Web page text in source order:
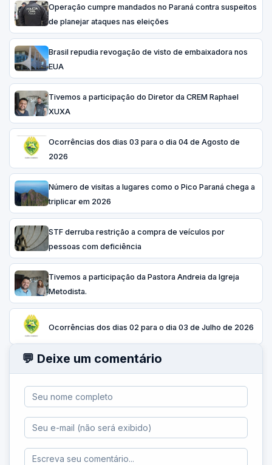
Operação cumpre mandados no Paraná contra suspeitos
de planejar ataques nas eleições
Brasil repudia revogação de visto de embaixadora nos
EUA
Tivemos a participação do Diretor da CREM Raphael
XUXA
Ocorrências dos dias 03 para o dia 04 de Agosto de
2026
Número de visitas a lugares como o Pico Paraná chega a
triplicar em 2026
STF derruba restrição a compra de veículos por
pessoas com deficiência
Tivemos a participação da Pastora Andreia da Igreja
Metodista.
Ocorrências dos dias 02 para o dia 03 de Julho de 2026
💬 Deixe um comentário